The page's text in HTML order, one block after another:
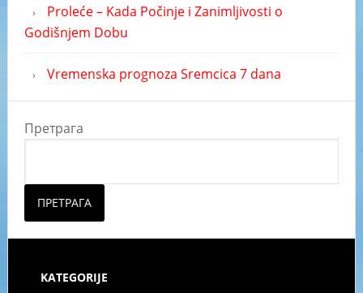
Proleće – Kada Počinje i Zanimljivosti o
Godišnjem Dobu
Vremenska prognoza Sremcica 7 dana
Претрага
ПРЕТРАГА
KATEGORIJE